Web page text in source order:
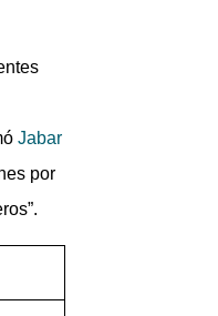
Jabar
por